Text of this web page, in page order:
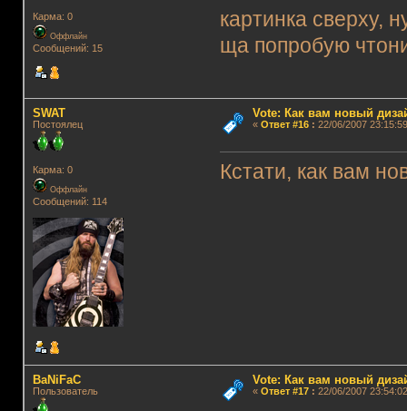
Карма: 0
Оффлайн
Сообщений: 15
картинка сверху,
ща попробую
SWAT
Постоялец
Карма: 0
Оффлайн
Сообщений: 114
Vote: Как вам новый
« Ответ #16: 22/06/2007
Кстати, как вам
BaNiFaC
Пользователь
Vote: Как вам новый
« Ответ #17: 22/06/2007